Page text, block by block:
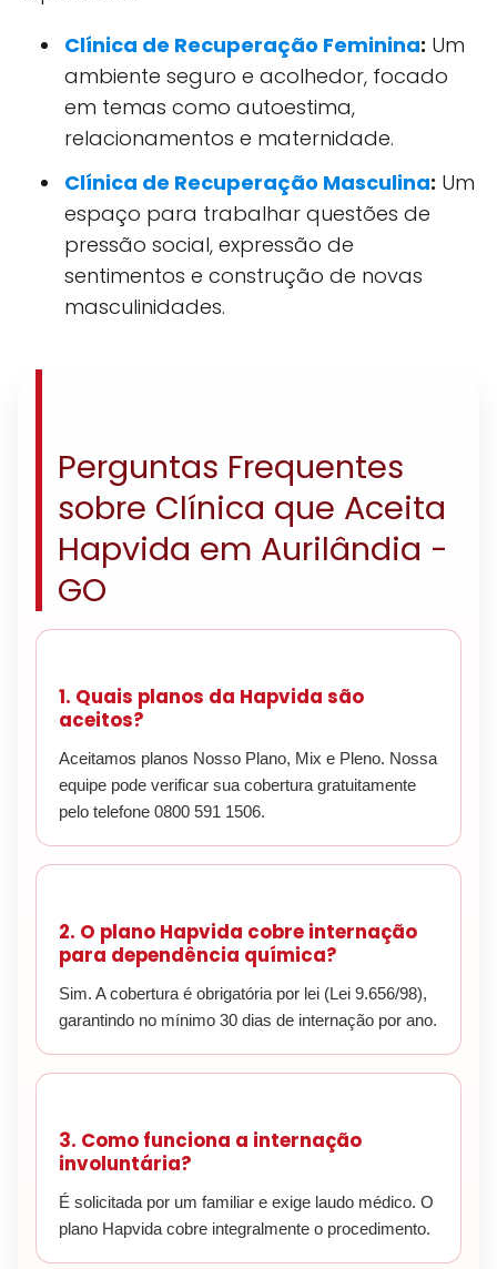
Clínica de Recuperação Feminina: Um
ambiente seguro e acolhedor, focado
em temas como autoestima,
relacionamentos e maternidade.
Clínica de Recuperação Masculina: Um
espaço para trabalhar questões de
pressão social, expressão de
sentimentos e construção de novas
masculinidades.
Perguntas Frequentes
sobre Clínica que Aceita
Hapvida em Aurilândia -
GO
1. Quais planos da Hapvida são
aceitos?
Aceitamos planos Nosso Plano, Mix e Pleno. Nossa
equipe pode verificar sua cobertura gratuitamente
pelo telefone 0800 591 1506.
2. O plano Hapvida cobre internação
para dependência química?
Sim. A cobertura é obrigatória por lei (Lei 9.656/98),
garantindo no mínimo 30 dias de internação por ano.
3. Como funciona a internação
involuntária?
É solicitada por um familiar e exige laudo médico. O
plano Hapvida cobre integralmente o procedimento.